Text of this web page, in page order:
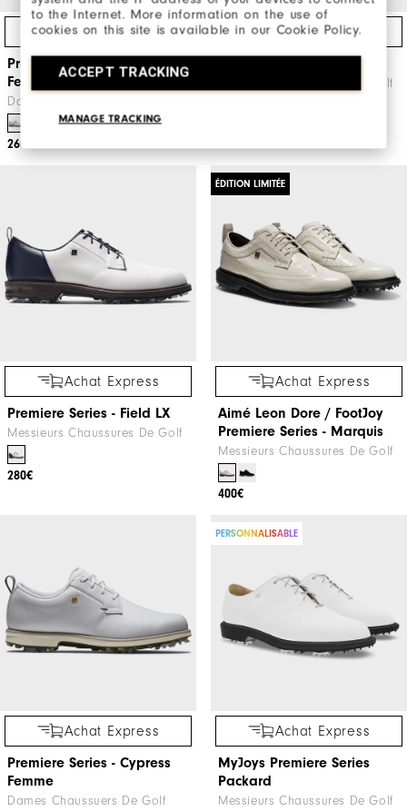
to the Internet. More information on the use of
cookies on this site is available in our Cookie Policy.
ACCEPT TRACKING
MANAGE TRACKING
Achat Express
Premiere Series - Madison
Femme
Dames Chaussuers De Golf
260€
Achat Express
Messieurs Chaussures De Golf
Achat Express
Premiere Series - Field LX
Messieurs Chaussures De Golf
280€
ÉDITION LIMITÉE
Achat Express
Aimé Leon Dore / FootJoy
Premiere Series - Marquis
Messieurs Chaussures De Golf
400€
Achat Express
Premiere Series - Cypress
Femme
Dames Chaussuers De Golf
PERSONNALISABLE
Achat Express
MyJoys Premiere Series
Packard
Messieurs Chaussures De Golf